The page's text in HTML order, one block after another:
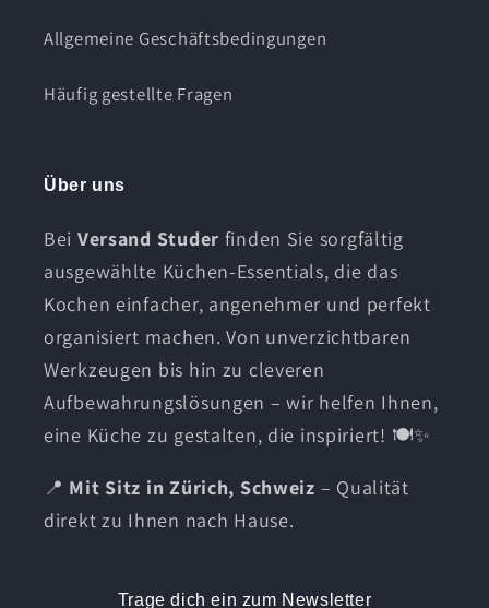
Allgemeine Geschäftsbedingungen
Häufig gestellte Fragen
Über uns
Bei Versand Studer finden Sie sorgfältig
ausgewählte Küchen-Essentials, die das
Kochen einfacher, angenehmer und perfekt
organisiert machen. Von unverzichtbaren
Werkzeugen bis hin zu cleveren
Aufbewahrungslösungen – wir helfen Ihnen,
eine Küche zu gestalten, die inspiriert! 🍽️✨
📍 Mit Sitz in Zürich, Schweiz – Qualität
direkt zu Ihnen nach Hause.
Trage dich ein zum Newsletter